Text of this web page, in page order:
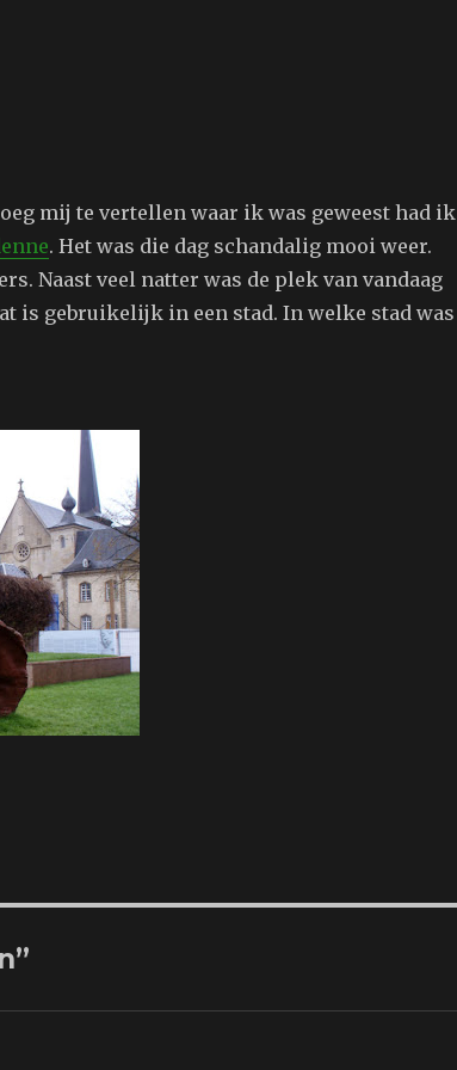
mij te vertellen waar ik was geweest had ik
. Het was die dag schandalig mooi weer.
Naast veel natter was de plek van vandaag
is gebruikelijk in een stad. In welke stad was